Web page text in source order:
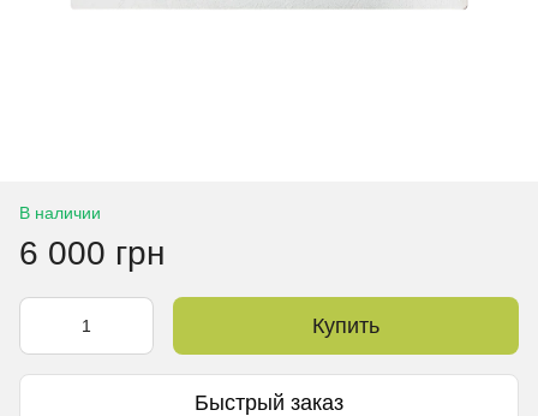
В наличии
6 000 грн
Купить
Быстрый заказ